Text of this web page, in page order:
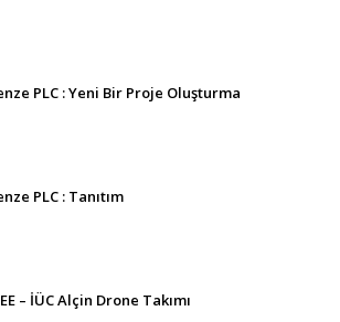
PLC : Yeni Bir Proje Oluşturma
PLC : Tanıtım
– İÜC Alçin Drone Takımı